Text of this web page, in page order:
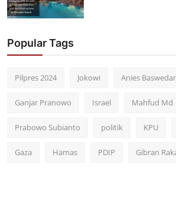
Popular Tags
Pilpres 2024 Jokowi Anies
Ganjar Pranowo Israel Mahfud Md
Prabowo Subianto politik KPU
Gaza Hamas PDIP Gibran